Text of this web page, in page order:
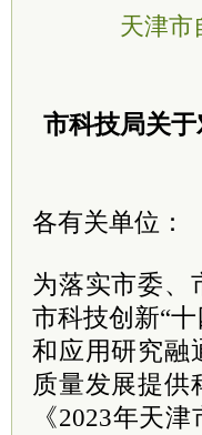
天津市
市科技局关
各有关单位：
为落实市委、
市科技创新“
和应用研究融
质量发展提供
《2023年天